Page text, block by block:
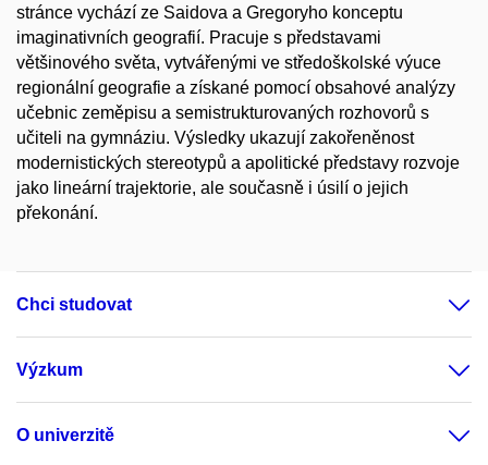
stránce vychází ze Saidova a Gregoryho konceptu
imaginativních geografií. Pracuje s představami
většinového světa, vytvářenými ve středoškolské výuce
regionální geografie a získané pomocí obsahové analýzy
učebnic zeměpisu a semistrukturovaných rozhovorů s
učiteli na gymnáziu. Výsledky ukazují zakořeněnost
modernistických stereotypů a apolitické představy rozvoje
jako lineární trajektorie, ale současně i úsilí o jejich
překonání.
Chci studovat
Výzkum
O univerzitě